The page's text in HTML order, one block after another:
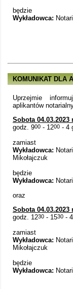
będzie
Wykładowca:
KOMUNIKAT DLA
Uprzejmie
aplikantów
Sobota 04.03.2023
godz. 900 - 1200 - 4
zamiast
Wykładowca:
Mikołajczuk
będzie
Wykładowca:
oraz
Sobota 04.03.2023
godz. 1230 - 1530 -
zamiast
Wykładowca:
Mikołajczuk
będzie
Wykładowca: